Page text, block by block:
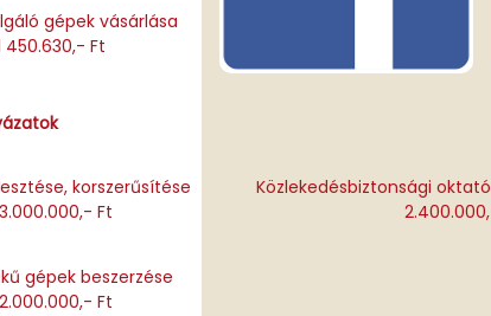
gépek vásárlása
Ft
korszerűsítése
Ft
Közlekedésbiztonsági
gépek beszerzése
Ft